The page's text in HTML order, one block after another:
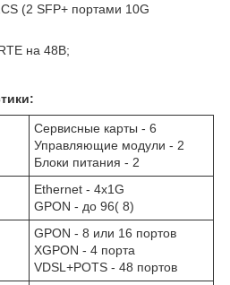
(2 SFP+ портами 10G
на 48В;
Сервисные карты - 6
Управляющие модули - 2
Блоки питания - 2
Ethernet - 4х1G
GPON - до 96( 8)
GPON - 8 или 16 портов
XGPON - 4 порта
VDSL+POTS - 48 портов